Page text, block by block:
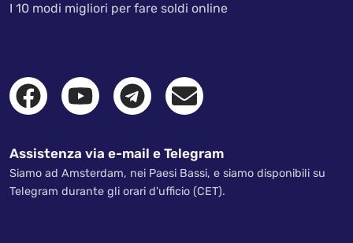
I 10 modi migliori per fare soldi online
Assistenza via e-mail e Telegram
Siamo ad Amsterdam, nei Paesi Bassi, e siamo disponibili su
Telegram durante gli orari d'ufficio (CET).